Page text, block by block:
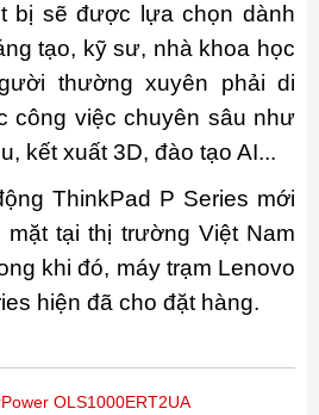
bị sẽ được lựa chọn dành
tạo, kỹ sư, nhà khoa học
thường xuyên phải di
công việc chuyên sâu như
kết xuất 3D, đào tạo AI...
ThinkPad P Series mới
tại thị trường Việt Nam
khi đó, máy trạm Lenovo
hiện đã cho đặt hàng.
OLS1000ERT2UA